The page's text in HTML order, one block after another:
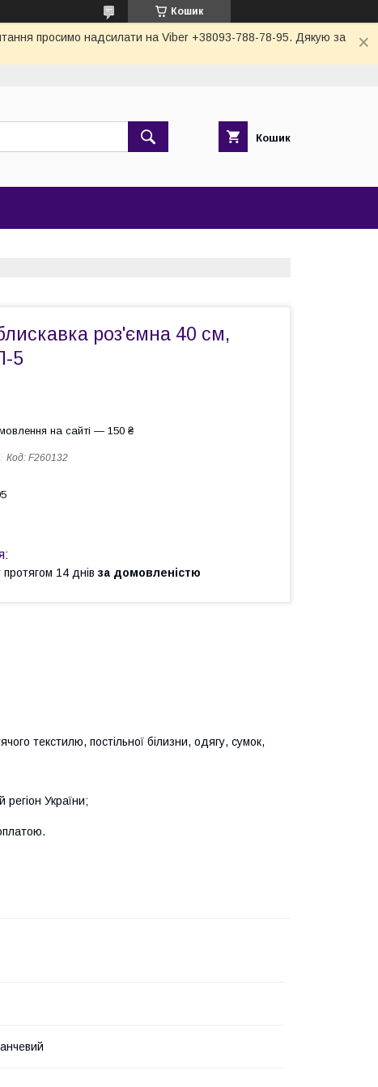
Кошик
просимо надсилати на Viber +38093-788-78-95. Дякую за
Кошик
роз'ємна 40 см,
5
на сайті — 150 ₴
Код: F260132
14 днів за домовленістю
текстилю, постільної білизни, одягу, сумок,
України;